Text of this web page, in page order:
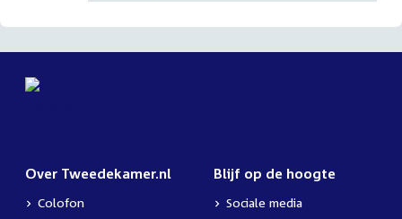
Over Tweedekamer.nl
Colofon
Blijf op de hoogte
Sociale media